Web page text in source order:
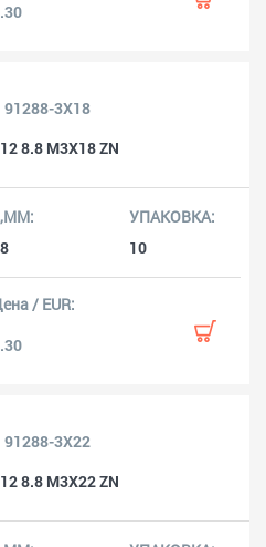
91288-3X18
8.8 M3X18 ZN
10
91288-3X22
8.8 M3X22 ZN